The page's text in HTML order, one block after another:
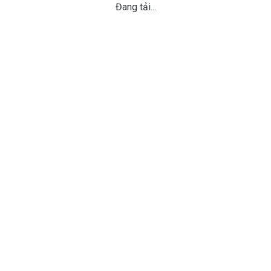
Đang tải...